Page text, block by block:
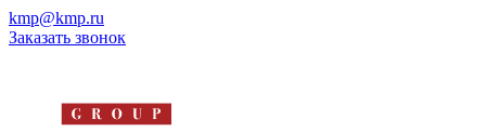
kmp@kmp.ru
Заказать звонок